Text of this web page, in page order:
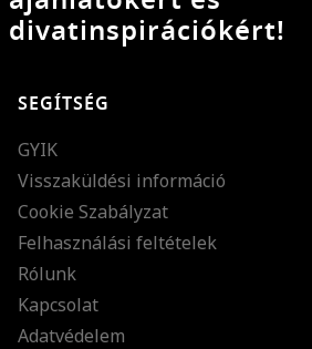
divatinspirációkért!
SEGÍTSÉG
GYIK
Visszaküldési információ
Cookie Szabályzat
Felhasználási feltételek
Rólunk
Kapcsolat
Adatvédelem